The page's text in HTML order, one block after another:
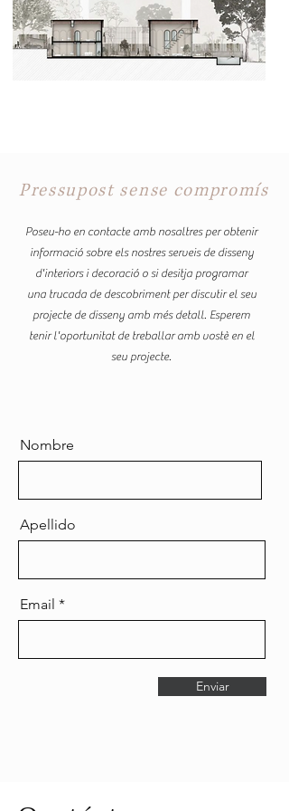
S'utilitza per visualitzar dissenys
arquitectònics, interiors, productes o
objectes abans de ser construïts o
fabricats.
Pressupost sense compromís
Poseu-ho en contacte amb nosaltres per obtenir
informació sobre els nostres serveis de disseny
d'interiors i decoració o si desitja programar
una trucada de descobriment per discutir el seu
projecte de disseny amb més detall. Esperem
tenir l'oportunitat de treballar amb vostè en el
seu projecte.
Nombre
Apellido
Email
Enviar